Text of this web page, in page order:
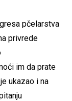
pčelarstva
privrede
im da prate
ukazao i na